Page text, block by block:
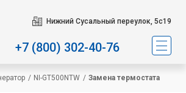
Нижний Сусальный переулок, 5с19
+7 (800) 302-40-76
/ NI-GT500NTW / Замена термостата